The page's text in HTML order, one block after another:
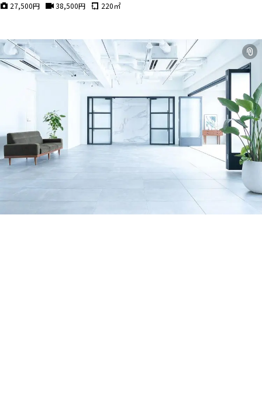
27,500円 38,500円 220㎡